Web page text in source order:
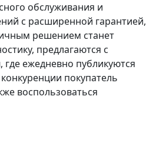
обслуживания и
с расширенной гарантией,
решением станет
предлагаются с
ежедневно публикуются
покупатель
воспользоваться